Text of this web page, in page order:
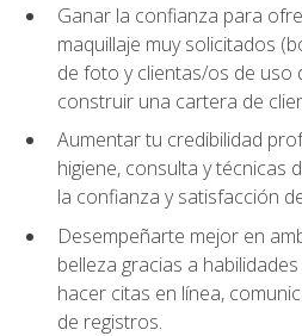
Ganar la confianza para
maquillaje muy solicitados
de foto y clientas/os de uso
construir una cartera de
Aumentar tu credibilidad
higiene, consulta y técnicas
la confianza y satisfacción
Desempeñarte mejor en
belleza gracias a
hacer citas en línea,
de registros.